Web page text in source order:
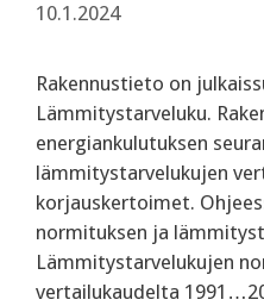
10.1.2024
Rakennustieto on
Lämmitystarveluku.
energiankulutuksen
lämmitystarvelukujen
korjauskertoimet.
normituksen ja
Lämmitystarvelukujen
vertailukaudelta